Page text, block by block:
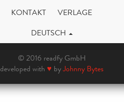
KONTAKT
VERLAGE
DEUTSCH
© 2016 readfy GmbH
developed with ♥ byJohnny Bytes